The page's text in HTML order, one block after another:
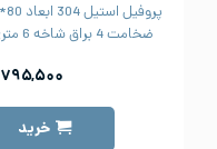
ضخامت 4 براق شاخه 6 متری
۷۹۵,۵۰۰
خرید